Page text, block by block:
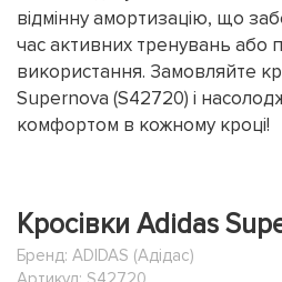
відмінну амортизацію, що
час активних тренувань або
використання. Замовляйте
Supernova (S42720) і
комфортом в кожному кроці!
Кросівки Adidas
Бренд: ADIDAS (Адідас)